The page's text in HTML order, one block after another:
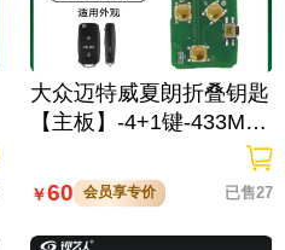
大众迈特威夏朗折叠钥匙
【主板】-4+1键-433MH
￥60 会员享专价 已售27